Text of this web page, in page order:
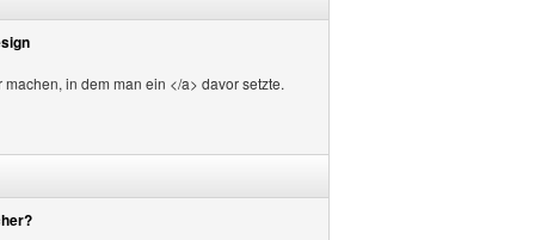
in dem man ein </a> davor setzte.